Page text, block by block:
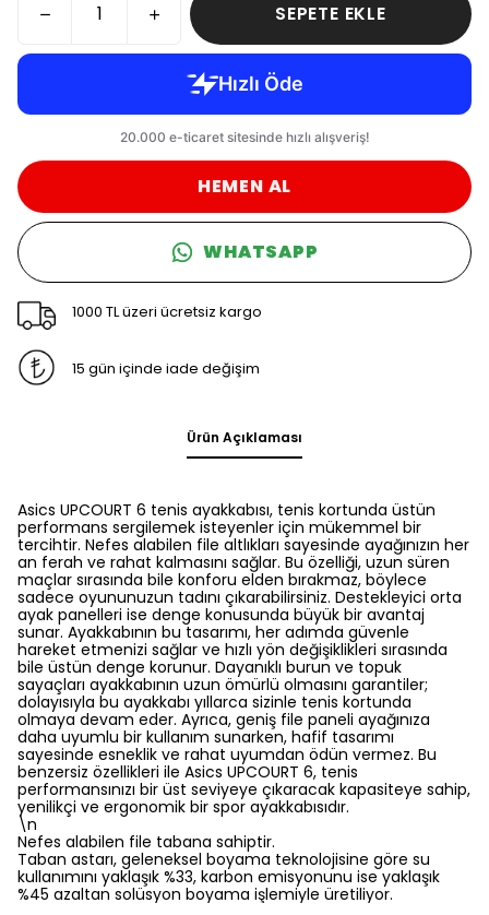
SEPETE EKLE
HEMEN AL
WHATSAPP
1000 TL üzeri ücretsiz kargo
15 gün içinde iade değişim
Ürün Açıklaması
Asics UPCOURT 6 tenis ayakkabısı, tenis kortunda üstün
performans sergilemek isteyenler için mükemmel bir
tercihtir. Nefes alabilen file altlıkları sayesinde ayağınızın her
an ferah ve rahat kalmasını sağlar. Bu özelliği, uzun süren
maçlar sırasında bile konforu elden bırakmaz, böylece
sadece oyununuzun tadını çıkarabilirsiniz. Destekleyici orta
ayak panelleri ise denge konusunda büyük bir avantaj
sunar. Ayakkabının bu tasarımı, her adımda güvenle
hareket etmenizi sağlar ve hızlı yön değişiklikleri sırasında
bile üstün denge korunur. Dayanıklı burun ve topuk
sayaçları ayakkabının uzun ömürlü olmasını garantiler;
dolayısıyla bu ayakkabı yıllarca sizinle tenis kortunda
olmaya devam eder. Ayrıca, geniş file paneli ayağınıza
daha uyumlu bir kullanım sunarken, hafif tasarımı
sayesinde esneklik ve rahat uyumdan ödün vermez. Bu
benzersiz özellikleri ile Asics UPCOURT 6, tenis
performansınızı bir üst seviyeye çıkaracak kapasiteye sahip,
yenilikçi ve ergonomik bir spor ayakkabısıdır.
\n
Nefes alabilen file tabana sahiptir.
Taban astarı, geleneksel boyama teknolojisine göre su
kullanımını yaklaşık %33, karbon emisyonunu ise yaklaşık
%45 azaltan solüsyon boyama işlemiyle üretiliyor.